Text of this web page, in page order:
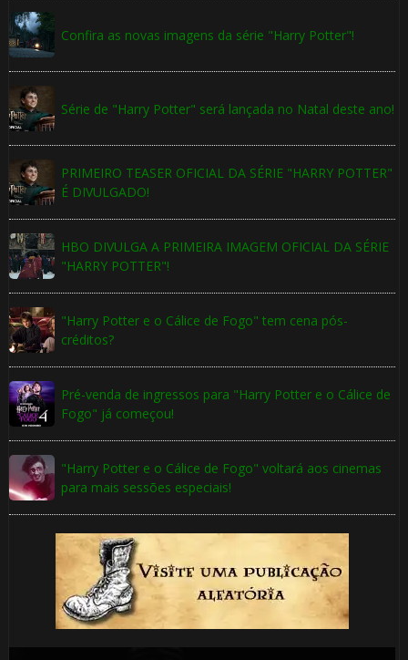
Confira as novas imagens da série "Harry Potter"!
Série de "Harry Potter" será lançada no Natal deste ano!
PRIMEIRO TEASER OFICIAL DA SÉRIE "HARRY POTTER"
É DIVULGADO!
HBO DIVULGA A PRIMEIRA IMAGEM OFICIAL DA SÉRIE
"HARRY POTTER"!
"Harry Potter e o Cálice de Fogo" tem cena pós-
créditos?
Pré-venda de ingressos para "Harry Potter e o Cálice de
Fogo" já começou!
"Harry Potter e o Cálice de Fogo" voltará aos cinemas
para mais sessões especiais!